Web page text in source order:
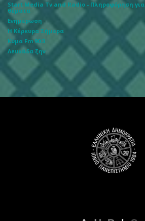
Start Media Tv and Radio - Πληροφόρηση
θέματα
Ενημέρωση
Η Κέρκυρα Σήμερα
Κύμα Fm 90.3
Λευκάδα ζην